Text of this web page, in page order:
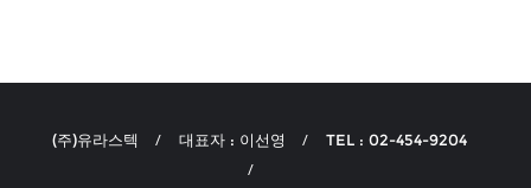
(주)유라스텍 대표자 : 이선영 TEL : 02-454-9204